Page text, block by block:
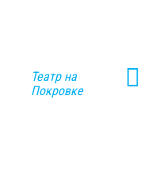
Театр на
Покровке